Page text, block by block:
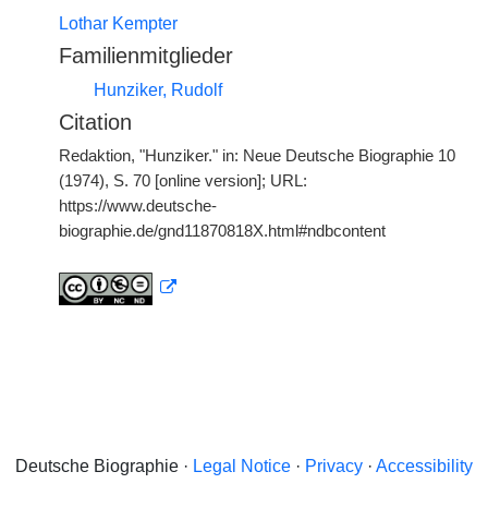
Lothar Kempter
Familienmitglieder
Hunziker, Rudolf
Citation
Redaktion, "Hunziker." in: Neue Deutsche Biographie 10
(1974), S. 70 [online version]; URL:
https://www.deutsche-
biographie.de/gnd11870818X.html#ndbcontent
Deutsche Biographie · Legal Notice · Privacy · Accessibility